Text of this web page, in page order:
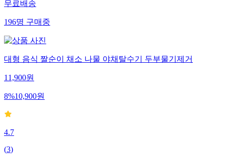
무료배송
196명구매중
대형 음식 짤순이 채소 나물 야채탈수기 두부물기제거
11,900원
8%10,900원
4.7
(3)